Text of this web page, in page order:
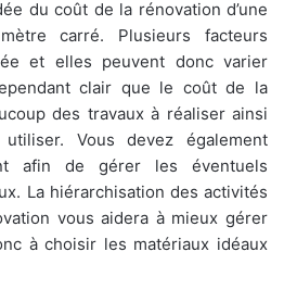
du coût de la rénovation d’une
carré. Plusieurs facteurs
et elles peuvent donc varier
clair que le coût de la
des travaux à réaliser ainsi
Vous devez également
afin de gérer les éventuels
La hiérarchisation des activités
vous aidera à mieux gérer
à choisir les matériaux idéaux